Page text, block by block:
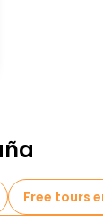
Free tours